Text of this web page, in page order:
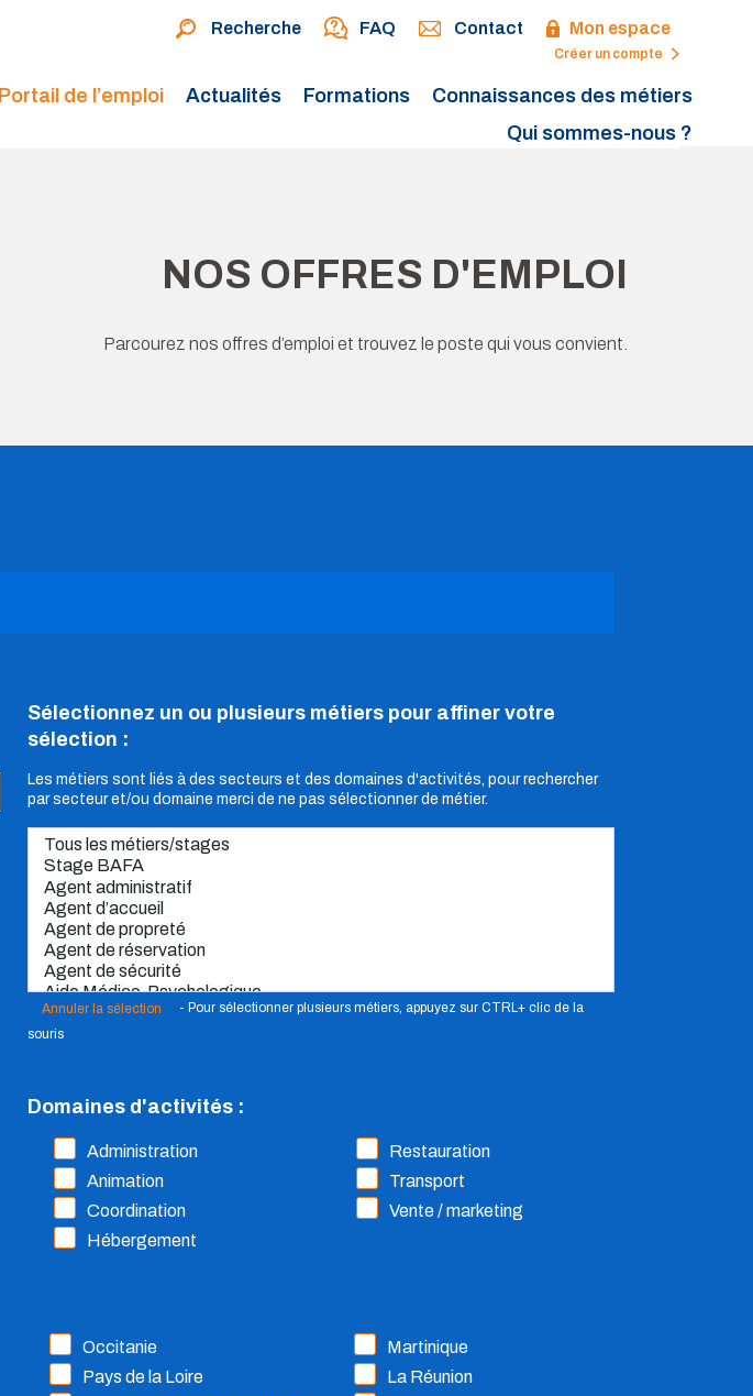
Recherche FAQ Contact Mon espace
Créer un compte
Portail de l’emploi Actualités Formations
Connaissances des métiers
Qui sommes-nous ?
NOS OFFRES D'EMPLOI
Parcourez nos offres d’emploi et trouvez le poste qui vous convient.
Sélectionnez un ou plusieurs métiers pour affiner votre
sélection :
Les métiers sont liés à des secteurs et des domaines d'activités, pour rechercher
par secteur et/ou domaine merci de ne pas sélectionner de métier.
Annuler la sélection
- Pour sélectionner plusieurs métiers, appuyez sur CTRL+ clic de la
souris
Domaines d'activités :
Administration
Animation
Coordination
Hébergement
Restauration
Transport
Vente / marketing
Occitanie
Pays de la Loire
Martinique
La Réunion